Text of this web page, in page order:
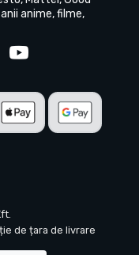
anime, filme,
de țara de livrare